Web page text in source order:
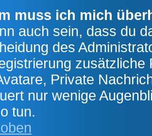
muss ich mich
auch sein, dass du
des
Private
nur wenige
tun.